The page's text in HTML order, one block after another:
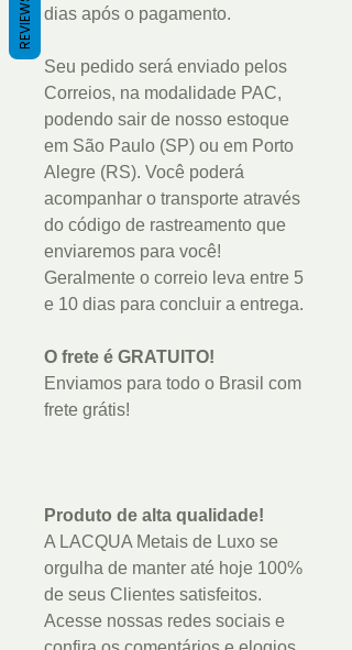
dias após o pagamento.
Seu pedido será enviado pelos
Correios, na modalidade PAC,
podendo sair de nosso estoque
em São Paulo (SP) ou em Porto
Alegre (RS). Você poderá
acompanhar o transporte através
do código de rastreamento que
enviaremos para você!
Geralmente o correio leva entre 5
e 10 dias para concluir a entrega.
O frete é GRATUITO!
Enviamos para todo o Brasil com
frete grátis!
Produto de alta qualidade!
A LACQUA Metais de Luxo se
orgulha de manter até hoje 100%
de seus Clientes satisfeitos.
Acesse nossas redes sociais e
REVIEWS